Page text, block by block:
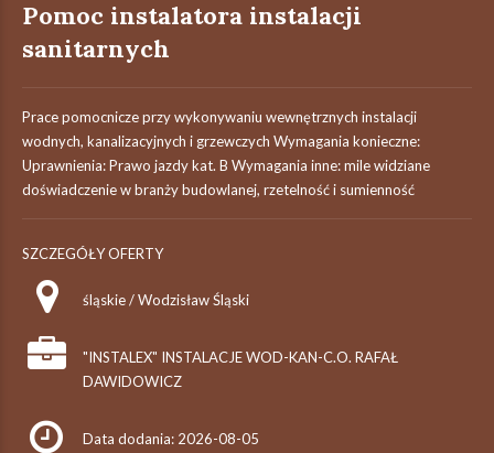
Pomoc instalatora instalacji
sanitarnych
Prace pomocnicze przy wykonywaniu wewnętrznych instalacji
wodnych, kanalizacyjnych i grzewczych Wymagania konieczne:
Uprawnienia: Prawo jazdy kat. B Wymagania inne: mile widziane
doświadczenie w branży budowlanej, rzetelność i sumienność
SZCZEGÓŁY OFERTY
śląskie / Wodzisław Śląski
"INSTALEX" INSTALACJE WOD-KAN-C.O. RAFAŁ
DAWIDOWICZ
Data dodania: 2026-08-05